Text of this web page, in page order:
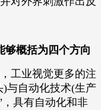
够概括为四个方向
工业视觉更多的注
与自动化技术(生产
具有自动化和非